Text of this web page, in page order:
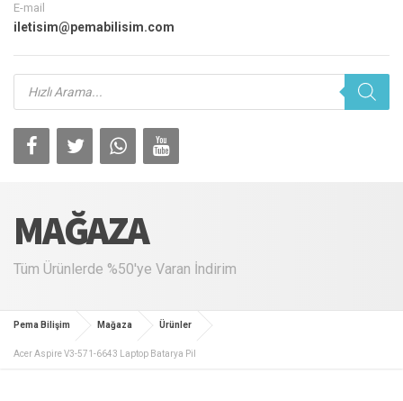
E-mail
iletisim@pemabilisim.com
Products
search
MAĞAZA
Tüm Ürünlerde %50'ye Varan İndirim
Pema Bilişim Mağaza Ürünler
Acer Aspire V3-571-6643 Laptop Batarya Pil